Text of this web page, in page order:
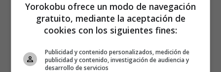
El lado oscuro de vestirse
para la felicidad (porque
siempre hay uno)
Yorokobu ofrece un modo de navegación
gratuito, mediante la aceptación de
cookies con los siguientes fines:
Publicidad y contenido personalizados, medición de
publicidad y contenido, investigación de audiencia y
desarrollo de servicios